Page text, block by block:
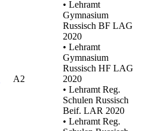
A2
• Lehramt
Gymnasium
Russisch BF LAG
2020
• Lehramt
Gymnasium
Russisch HF LAG
2020
• Lehramt Reg.
Schulen Russisch
Beif. LAR 2020
• Lehramt Reg.